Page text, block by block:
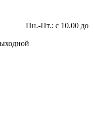
Пн.-Пт.: с 10.00 до